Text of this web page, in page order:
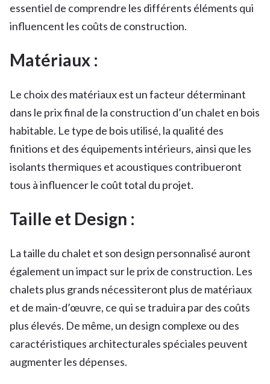
essentiel de comprendre les différents éléments qui
influencent les coûts de construction.
Matériaux :
Le choix des matériaux est un facteur déterminant
dans le prix final de la construction d’un chalet en bois
habitable. Le type de bois utilisé, la qualité des
finitions et des équipements intérieurs, ainsi que les
isolants thermiques et acoustiques contribueront
tous à influencer le coût total du projet.
Taille et Design :
La taille du chalet et son design personnalisé auront
également un impact sur le prix de construction. Les
chalets plus grands nécessiteront plus de matériaux
et de main-d’œuvre, ce qui se traduira par des coûts
plus élevés. De même, un design complexe ou des
caractéristiques architecturales spéciales peuvent
augmenter les dépenses.